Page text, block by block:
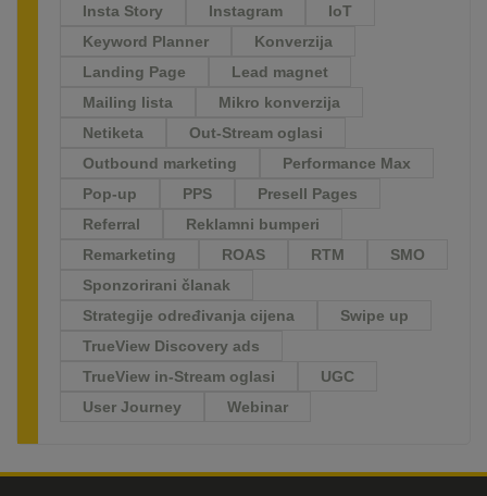
Insta Story
Instagram
IoT
Keyword Planner
Konverzija
Landing Page
Lead magnet
Mailing lista
Mikro konverzija
Netiketa
Out-Stream oglasi
Outbound marketing
Performance Max
Pop-up
PPS
Presell Pages
Referral
Reklamni bumperi
Remarketing
ROAS RTM
SMO
Sponzorirani članak
Strategije određivanja cijena
Swipe up
TrueView Discovery ads
TrueView in-Stream oglasi
UGC
User Journey
Webinar